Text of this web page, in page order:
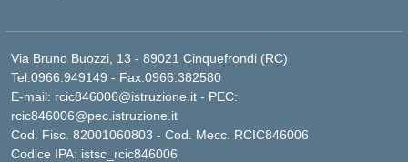
Via Bruno Buozzi, 13 - 89021 Cinquefrondi (RC)
Tel.0966.949149 - Fax.0966.382580
E-mail: rcic846006@istruzione.it - PEC:
rcic846006@pec.istruzione.it
Cod. Fisc. 82001060803 - Cod. Mecc. RCIC846006
Codice IPA: istsc_rcic846006